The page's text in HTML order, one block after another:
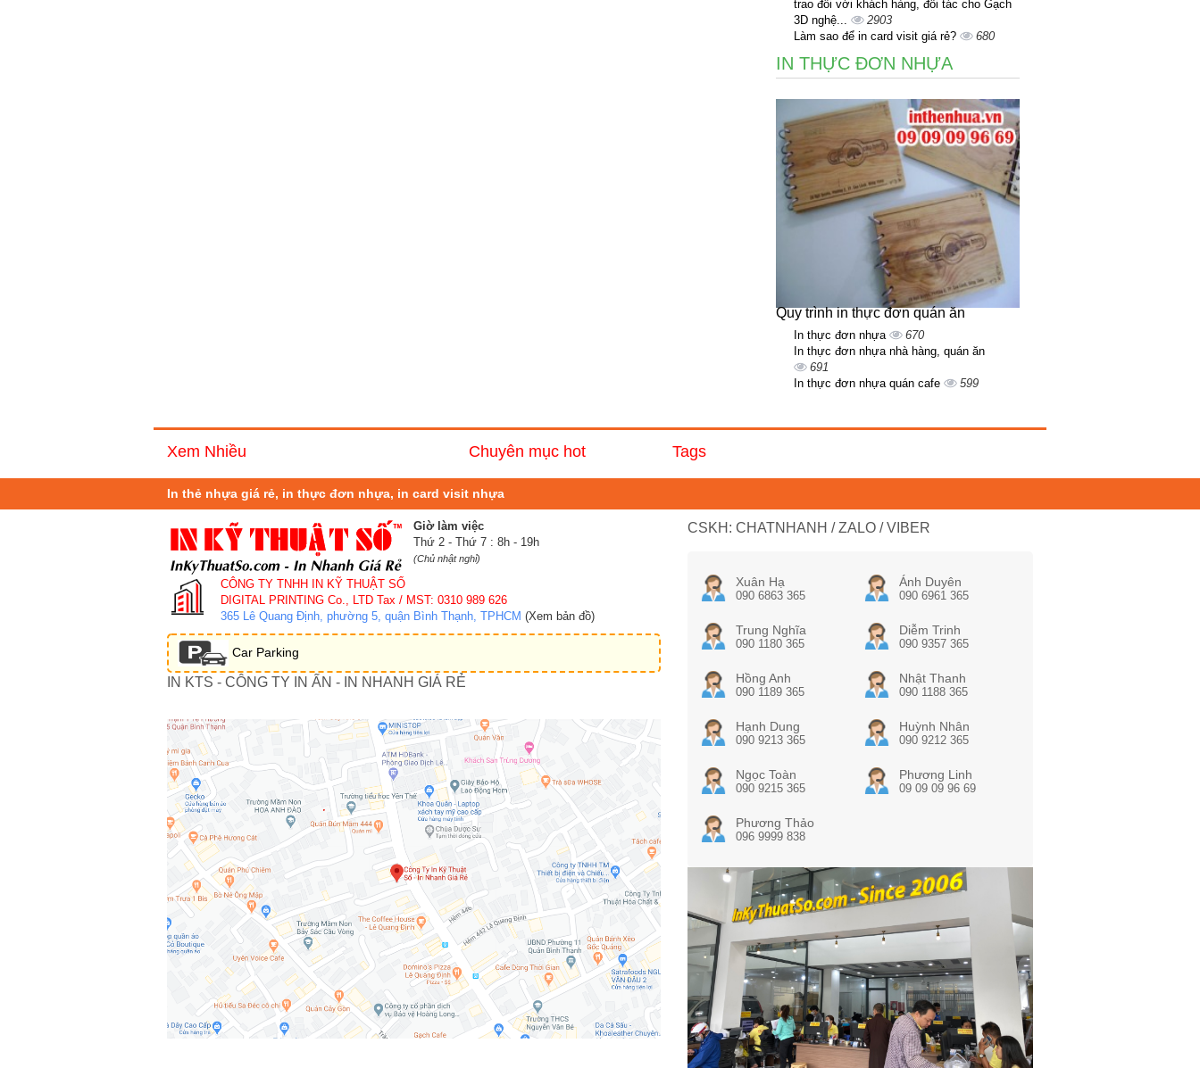
trao đổi với khách hàng, đối tác cho Gạch
3D nghệ...
2903
Làm sao để in card visit giá rẻ?
680
IN THỰC ĐƠN NHỰA
Quy trình in thực đơn quán ăn
In thực đơn nhựa
670
In thực đơn nhựa nhà hàng, quán ăn
691
In thực đơn nhựa quán cafe
599
Xem Nhiều Chuyên mục hot Tags
In thẻ nhựa giá rẻ, in thực đơn nhựa, in card visit nhựa
Giờ làm việc
Thứ 2 - Thứ 7 : 8h - 19h
(Chủ nhật nghỉ)
CÔNG TY TNHH IN KỸ THUẬT SỐ
DIGITAL PRINTING Co., LTD Tax / MST: 0310 989 626
365 Lê Quang Định, phường 5, quận Bình Thạnh, TPHCM (Xem bản đồ)
Car Parking
IN KTS - CÔNG TY IN ẤN - IN NHANH GIÁ RẺ
CSKH: CHATNHANH / ZALO / VIBER
Xuân Hạ
090 6863 365
Ánh Duyên
090 6961 365
Trung Nghĩa
090 1180 365
Diễm Trinh
090 9357 365
Hồng Anh
090 1189 365
Nhật Thanh
090 1188 365
Hạnh Dung
090 9213 365
Huỳnh Nhân
090 9212 365
Ngọc Toàn
090 9215 365
Phương Linh
09 09 09 96 69
Phương Thảo
096 9999 838